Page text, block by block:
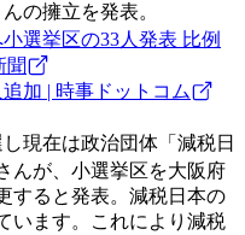
の擁立を発表。
選挙区の33人発表 比例
聞
加 | 時事ドットコム
現在は政治団体「減税日
んが、小選挙区を大阪府
すると発表。減税日本の
います。これにより減税